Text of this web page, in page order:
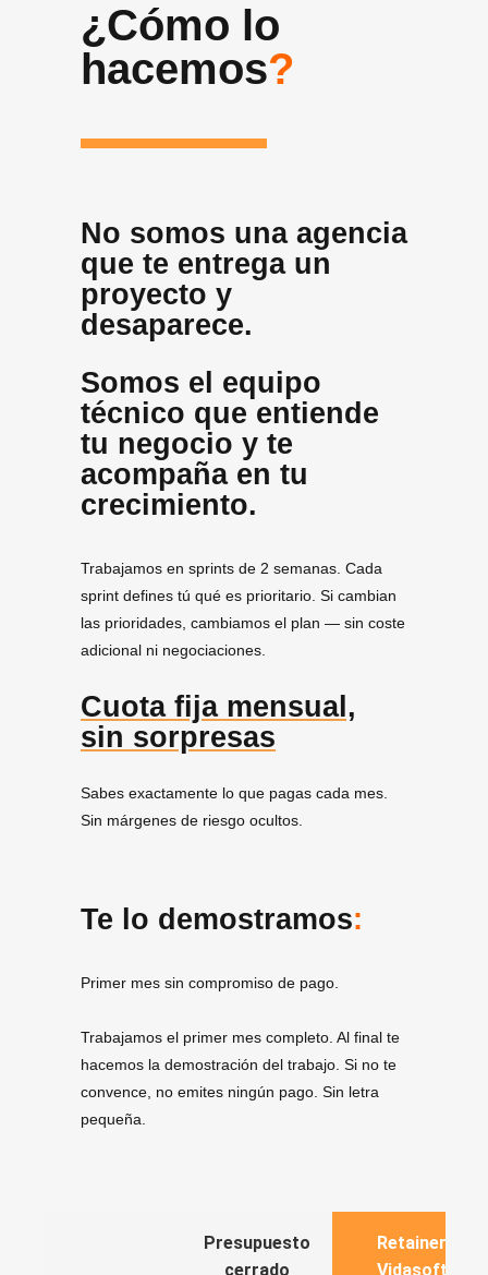
¿Cómo lo
hacemos?
No somos una agencia
que te entrega un
proyecto y
desaparece.
Somos el equipo
técnico que entiende
tu negocio y te
acompaña en tu
crecimiento.
Trabajamos en sprints de 2 semanas. Cada
sprint defines tú qué es prioritario. Si cambian
las prioridades, cambiamos el plan — sin coste
adicional ni negociaciones.
Cuota fija mensual,
sin sorpresas
Sabes exactamente lo que pagas cada mes.
Sin márgenes de riesgo ocultos.
Te lo demostramos:
Primer mes sin compromiso de pago.
Trabajamos el primer mes completo. Al final te
hacemos la demostración del trabajo. Si no te
convence, no emites ningún pago. Sin letra
pequeña.
Presupuesto
cerrado
Retainer
Vidasoft